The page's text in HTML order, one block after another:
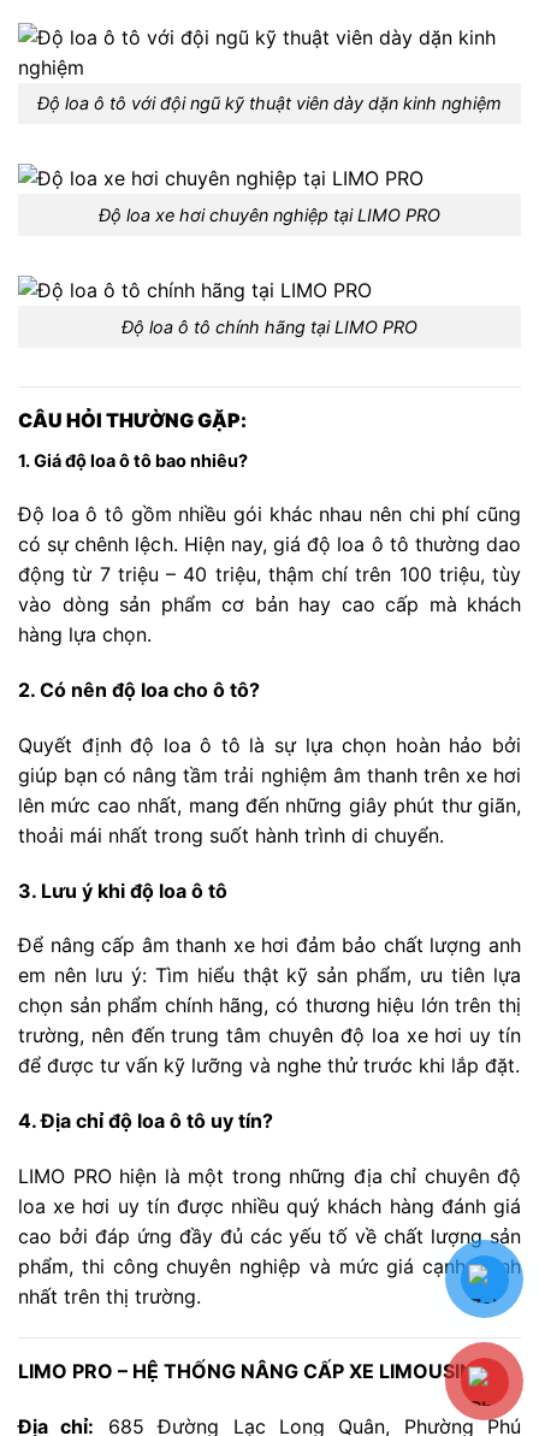
Độ loa ô tô với đội ngũ kỹ thuật viên dày dặn kinh nghiệm
Độ loa xe hơi chuyên nghiệp tại LIMO PRO
Độ loa ô tô chính hãng tại LIMO PRO
CÂU HỎI THƯỜNG GẶP:
1. Giá độ loa ô tô bao nhiêu?
Độ loa ô tô gồm nhiều gói khác nhau nên chi phí cũng
có sự chênh lệch. Hiện nay, giá độ loa ô tô thường dao
động từ 7 triệu – 40 triệu, thậm chí trên 100 triệu, tùy
vào dòng sản phẩm cơ bản hay cao cấp mà khách
hàng lựa chọn.
2. Có nên độ loa cho ô tô?
Quyết định độ loa ô tô là sự lựa chọn hoàn hảo bởi
giúp bạn có nâng tầm trải nghiệm âm thanh trên xe hơi
lên mức cao nhất, mang đến những giây phút thư giãn,
thoải mái nhất trong suốt hành trình di chuyển.
3. Lưu ý khi độ loa ô tô
Để nâng cấp âm thanh xe hơi đảm bảo chất lượng anh
em nên lưu ý: Tìm hiểu thật kỹ sản phẩm, ưu tiên lựa
chọn sản phẩm chính hãng, có thương hiệu lớn trên thị
trường, nên đến trung tâm chuyên độ loa xe hơi uy tín
để được tư vấn kỹ lưỡng và nghe thử trước khi lắp đặt.
4. Địa chỉ độ loa ô tô uy tín?
LIMO PRO hiện là một trong những địa chỉ chuyên độ
loa xe hơi uy tín được nhiều quý khách hàng đánh giá
cao bởi đáp ứng đầy đủ các yếu tố về chất lượng sản
phẩm, thi công chuyên nghiệp và mức giá cạnh tranh
nhất trên thị trường.
LIMO PRO – HỆ THỐNG NÂNG CẤP XE LIMOUSINE
Địa chỉ: 685 Đường Lạc Long Quân, Phường Phú